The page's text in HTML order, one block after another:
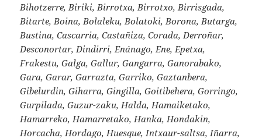
Bihotzerre, Biriki, Birrotxa, Birrotxo, Birrisgada,
Bitarte, Boina, Bolaleku, Bolatoki, Borona, Butarga,
Bustina, Cascarria, Castañiza, Corada, Derroñar,
Desconortar, Dindirri, Enánago, Ene, Epetxa,
Frakestu, Galga, Gallur, Gangarra, Ganorabako,
Gara, Garar, Garrazta, Garriko, Gaztanbera,
Gibelurdin, Giharra, Gingilla, Goitibehera, Gorringo,
Gurpilada, Guzur-zaku, Halda, Hamaiketako,
Hamarreko, Hamarretako, Hanka, Hondakin,
Horcacha, Hordago, Huesque, Intxaur-saltsa, Iñarra,